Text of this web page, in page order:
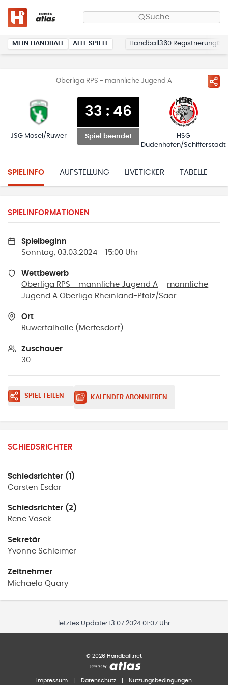
Suche
MEIN HANDBALL ALLE SPIELE Handball360 Registrierung
Oberliga RPS - männliche Jugend A
JSG Mosel/Ruwer
33 : 46
Spiel beendet
HSG
Dudenhofen/Schifferstadt
SPIELINFO AUFSTELLUNG LIVETICKER TABELLE
SPIELINFORMATIONEN
Spielbeginn
Sonntag, 03.03.2024 - 15:00 Uhr
Wettbewerb
Oberliga RPS - männliche Jugend A – männliche
Jugend A Oberliga Rheinland-Pfalz/Saar
Ort
Ruwertalhalle ( Mertesdorf )
Zuschauer
30
SPIEL TEILEN KALENDER ABONNIEREN
SCHIEDSRICHTER
Schiedsrichter (1)
Carsten Esdar
Schiedsrichter (2)
Rene Vasek
Sekretär
Yvonne Schleimer
Zeitnehmer
Michaela Quary
letztes Update: 13.07.2024 01:07 Uhr
© 2026 Handball.net
Impressum Datenschutz Nutzungsbedingungen